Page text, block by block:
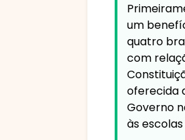
um
quatro
com
oferecida
Governo
às